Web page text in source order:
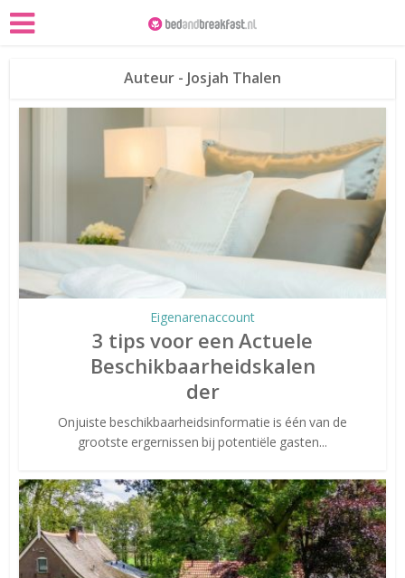
Auteur - Josjah Thalen
Eigenarenaccount
3 tips voor een Actuele
Beschikbaarheidskalen
der
Onjuiste beschikbaarheidsinformatie is één van de
grootste ergernissen bij potentiële gasten...